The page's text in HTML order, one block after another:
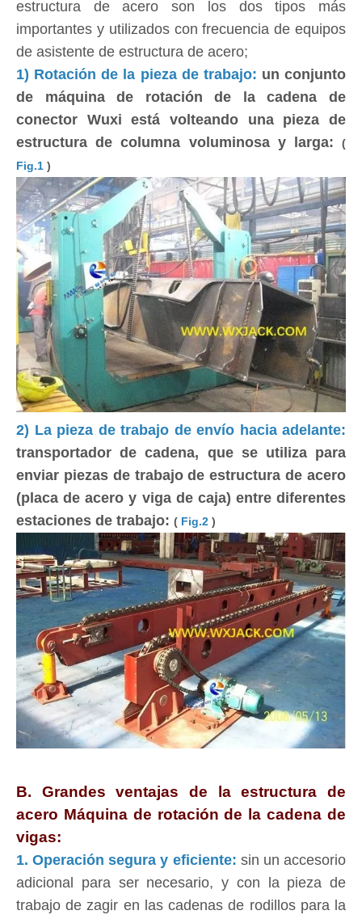
estructura de acero son los dos tipos más
importantes y utilizados con frecuencia de equipos
de asistente de estructura de acero;
1) Rotación de la pieza de trabajo: un conjunto
de máquina de rotación de la cadena de
conector Wuxi está volteando una pieza de
estructura de columna voluminosa y larga:
(
Fig.1 )
2) La pieza de trabajo de envío hacia adelante:
transportador de cadena, que se utiliza para
enviar piezas de trabajo de estructura de acero
(placa de acero y viga de caja) entre diferentes
estaciones de trabajo: ( Fig.2 )
B. Grandes ventajas de la estructura de
acero Máquina de rotación de la cadena de
vigas:
1. Operación segura y eficiente: sin un accesorio
adicional para ser necesario, y con la pieza de
trabajo de zagir en las cadenas de rodillos para la